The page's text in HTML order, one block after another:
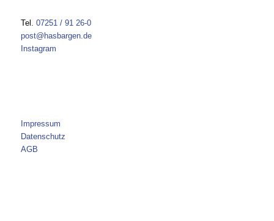
Tel. 07251 / 91 26-0
post@hasbargen.de
Instagram
Impressum
Datenschutz
AGB